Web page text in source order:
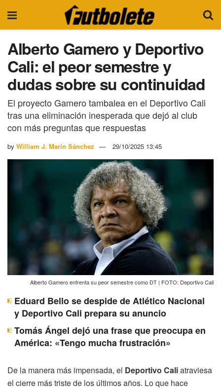
Alberto Gamero y Deportivo
Cali: el peor semestre y
dudas sobre su continuidad
El proyecto Gamero tambalea en el Deportivo Cali
tras una eliminación inesperada que dejó al club
con más preguntas que respuestas
by William J. Marín Sánchez 29/10/2025 13:45
Alberto Gamero enfrenta su peor semestre como DT | FOTO: Deportivo Cali
Eduard Bello se despide de Atlético Nacional
y Deportivo Cali prepara su anuncio
Tomás Ángel dejó una frase que preocupa en
América: «Tengo mucha frustración»
De la manera más impensada, el Deportivo Caliatraviesa
el cierre más triste de los últimos años. Lo que hace